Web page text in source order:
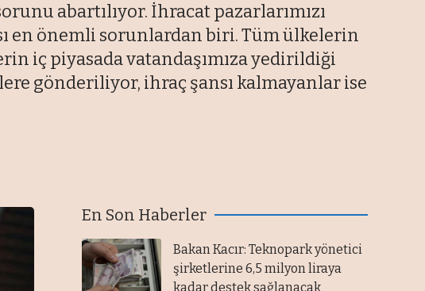
abartılıyor. İhracat pazarlarımızı
en önemli sorunlardan biri. Tüm ülkelerin
iç piyasada vatandaşımıza yedirildiği
gönderiliyor, ihraç şansı kalmayanlar ise
En Son Haberler
Bakan Kacır: Teknopark yönetici
şirketlerine 6,5 milyon liraya
kadar destek sağlanacak